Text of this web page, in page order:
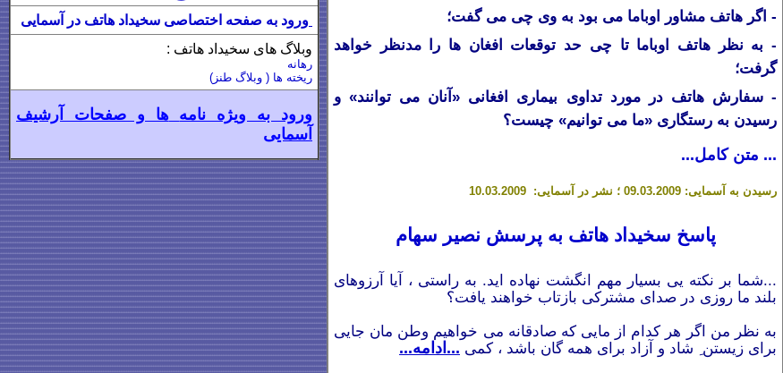
ورود به صفحه اختصاصی سخیداد هاتف در آسمایی
وبلاگ های سخیداد هاتف :
رهانه
ریخته ها ( وبلاگ طنز)
ورود به ویژه نامه
ها و صفحات آرشیف
آسمایی
- اگر هاتف مشاور اوباما می بود به وی چی می گفت؛
- به نظر هاتف اوباما تا چی حد توقعات افغان ها را مدنظر خواهد
گرفت؛
- سفارش هاتف در مورد تداوی بیماری افغانی «آنان می توانند» و
رسیدن به رستگاری «ما می توانیم» چیست؟
... متن کامل...
رسیدن به آسمایی: 0 9.03.2009 ؛ نشر در آسمایی: 10.03.2009
پاسخ سخیداد هاتف به پرسش نصیر سهام
...شما بر نکته یی بسیار مهم انگشت نهاده اید. به راستی ، آیا آرزوهای
بلند ما روزی در صدای مشترکی بازتاب خواهند یافت؟
به نظر من اگر هر کدام از مایی که صادقانه می خواهیم وطن مان جایی
برای زیستن ِ شاد و آزاد برای همه گان باشد ، کمی ...ادامه...